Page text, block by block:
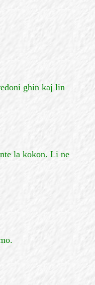
ghin kaj lin
la kokon. Li ne